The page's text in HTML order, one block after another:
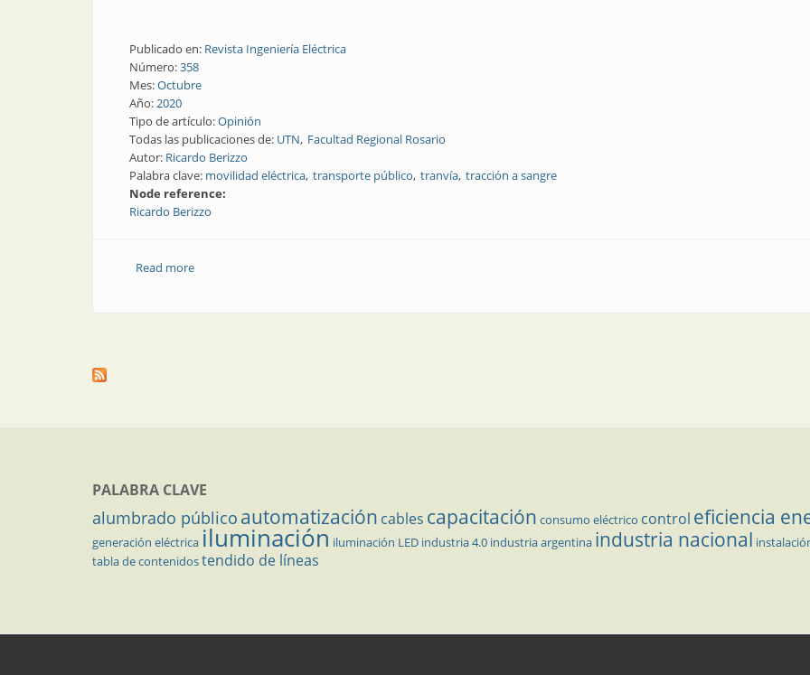
Publicado en: Revista Ingeniería Eléctrica
Número:358
Mes:Octubre
Año:2020
Tipo de artículo:Opinión
Todas las publicaciones de: UTN Facultad Regional Rosario
Autor: Ricardo Berizzo
Palabra clave: movilidad eléctrica transporte público tranvía tracción a sangre
Node reference:
Ricardo Berizzo
Read moreabout El tranvía, pionero del transporte público eléctrico
PALABRA CLAVE
alumbrado público automatización cables capacitación consumo eléctrico control eficiencia
generación eléctrica iluminación iluminación LED industria 4.0 industria argentina industria nacional
tabla de contenidostendido de líneas